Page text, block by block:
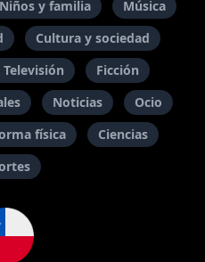
Niños y familia
Música
Cultura y sociedad
Televisión
Ficción
Noticias
Ocio
física
Ciencias